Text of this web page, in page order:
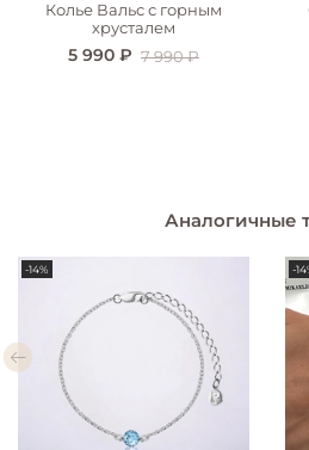
Колье Вальс с горным
хрусталем
5 990 ₽ 7 990 ₽
Аналогичные
-14% -